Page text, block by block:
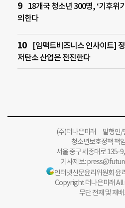
18개국 청소년 300명, ‘기후위
의한다
[임팩트비즈니스 인사이트]
저탄소 산업은 전진한다
(주)더나은미래 발행인/
청소년보호정책 책
서울 중구 세종대로 135-
기사제보:
인터넷신문윤리위원회 윤
Copyright 더나은미래
무단 전재 및 재